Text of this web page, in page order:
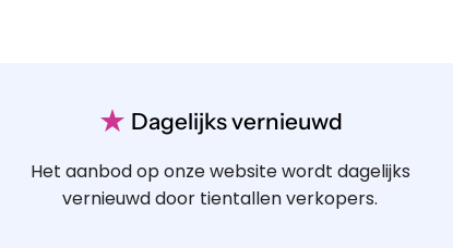
★ Dagelijks vernieuwd
Het aanbod op onze website wordt dagelijks
vernieuwd door tientallen verkopers.